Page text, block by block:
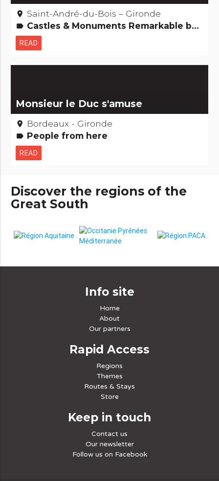
place Saint-André-du-Bois – Gironde
label Castles & Monuments Remarkable buildings
READ
Monsieur le Duc s'amuse
place Bordeaux - Gironde
label People from here
READ
Discover the regions of the
Great South
Info site
Home
About
Our partners
Rapid Access
Regions
Themes
Routes & Stays
Store
Keep in touch
Contact us
Our newsletter
Follow us on Facebook